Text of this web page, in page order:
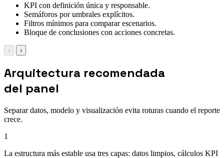
KPI con definición única y responsable.
Semáforos por umbrales explícitos.
Filtros mínimos para comparar escenarios.
Bloque de conclusiones con acciones concretas.
‹ ›
Arquitectura recomendada
del panel
Separar datos, modelo y visualización evita roturas cuando el reporte
crece.
1
La estructura más estable usa tres capas: datos limpios, cálculos KPI